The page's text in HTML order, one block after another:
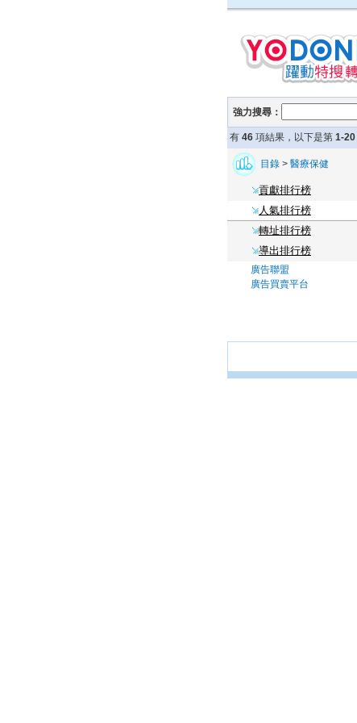
強力搜尋：
有 46 項結果，以下是第 1-20
目錄 > 醫療保健
貢獻排行榜
人氣排行榜
轉址排行榜
導出排行榜
廣告聯盟
廣告買賣平台